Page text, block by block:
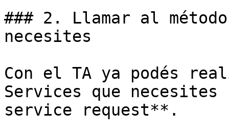
### 2. Llamar al
necesites
Con el TA ya podés
Services que necesites
service request**.